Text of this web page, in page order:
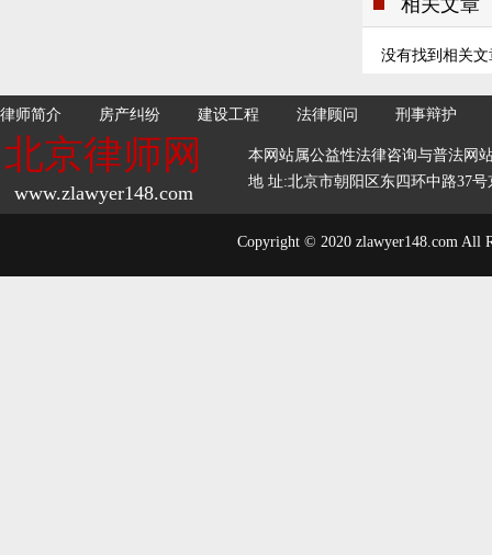
相关文章
没有找到相关
本网站属公益性法律咨询与普法网
地 址:北京市朝阳区东四环中路37
北京律师网
www.zlawyer148.com
律师简介 房产纠纷 建设工程 法律顾问 刑事辩护
Copyright © 2020 zlawyer148.com All